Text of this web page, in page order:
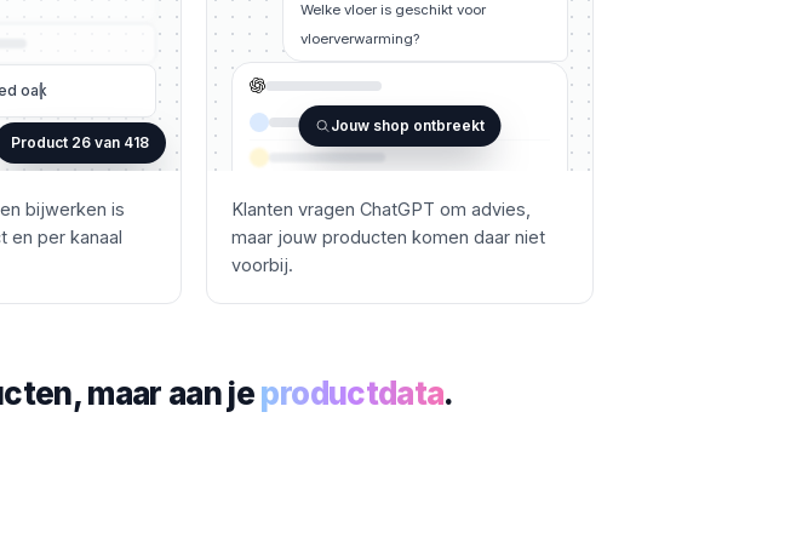
oak
Product 26 van 418
bijwerken is
en per kanaal
Welke vloer is geschikt voor
vloerverwarming?
Jouw shop ontbreekt
Klanten vragen ChatGPT om advies,
maar jouw producten komen daar niet
voorbij.
maar aan jeproductdata.